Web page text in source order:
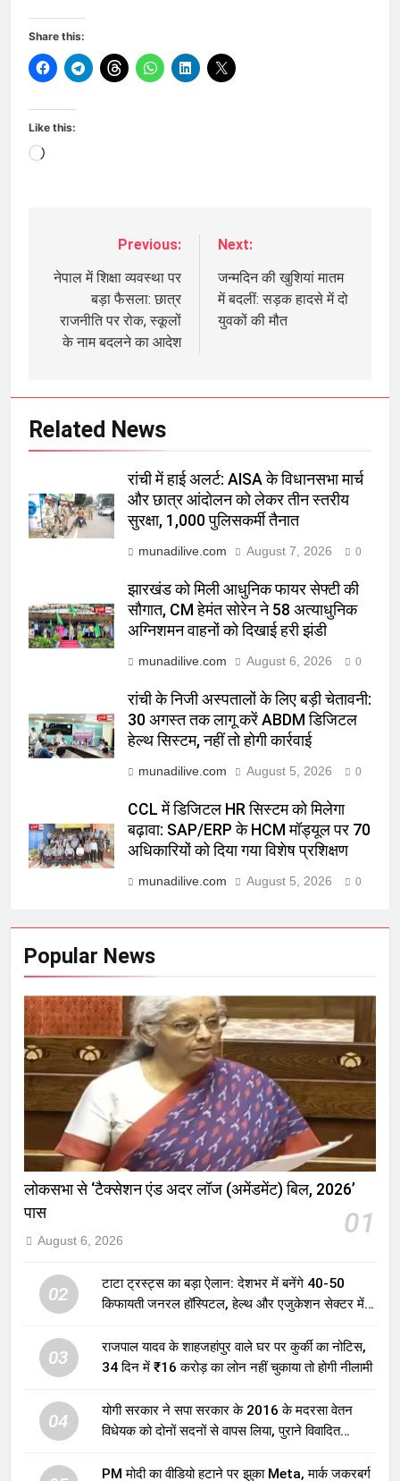
Share this:
Like this:
Loading…
navigation
Previous:
नेपाल में शिक्षा व्यवस्था पर
बड़ा फैसला: छात्र
राजनीति पर रोक, स्कूलों
के नाम बदलने का आदेश
Next:
जन्मदिन की खुशियां मातम
में बदलीं: सड़क हादसे में दो
युवकों की मौत
Related News
रांची में हाई अलर्ट: AISA के विधानसभा मार्च
और छात्र आंदोलन को लेकर तीन स्तरीय
सुरक्षा, 1,000 पुलिसकर्मी तैनात
munadilive.com August 7, 2026 0
झारखंड को मिली आधुनिक फायर सेफ्टी की
सौगात, CM हेमंत सोरेन ने 58 अत्याधुनिक
अग्निशमन वाहनों को दिखाई हरी झंडी
munadilive.com August 6, 2026 0
रांची के निजी अस्पतालों के लिए बड़ी चेतावनी:
30 अगस्त तक लागू करें ABDM डिजिटल
हेल्थ सिस्टम, नहीं तो होगी कार्रवाई
munadilive.com August 5, 2026 0
CCL में डिजिटल HR सिस्टम को मिलेगा
बढ़ावा: SAP/ERP के HCM मॉड्यूल पर 70
अधिकारियों को दिया गया विशेष प्रशिक्षण
munadilive.com August 5, 2026 0
Popular News
लोकसभा से ‘टैक्सेशन एंड अदर लॉज (अमेंडमेंट) बिल, 2026’
पास
01
August 6, 2026
02
टाटा ट्रस्ट्स का बड़ा ऐलान: देशभर में बनेंगे 40-50
किफायती जनरल हॉस्पिटल, हेल्थ और एजुकेशन सेक्टर में
03
राजपाल यादव के शाहजहांपुर वाले घर पर कुर्की का नोटिस,
34 दिन में ₹16 करोड़ का लोन नहीं चुकाया तो होगी नीलामी
04
योगी सरकार ने सपा सरकार के 2016 के मदरसा वेतन
विधेयक को दोनों सदनों से वापस लिया, पुराने विवादित
PM मोदी का वीडियो हटाने पर झुका Meta, मार्क जकरबर्ग